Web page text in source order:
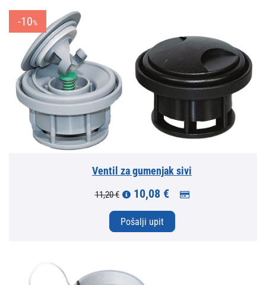
-10%
Ventil za gumenjak sivi
11,20 € 10,08 €
Pošalji upit